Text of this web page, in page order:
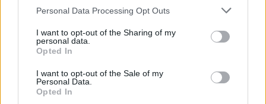
Please note that this website/app uses one or more Google
not limited to your visit or usage behaviour. You may click to
grant or deny consent to Google and its third-party tags to
use your data for below specified purposes in below Google
consent section.
Personal Data Processing Opt Outs
I want to opt-out of the Sharing of my
personal data.
Opted In
I want to opt-out of the Sale of my
Personal Data.
Opted In
F
a
ce
T
w
it
Pi
n
te
h h